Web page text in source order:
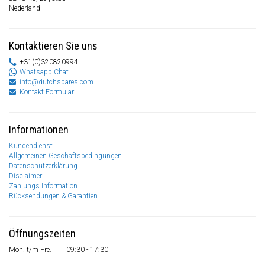
Nederland
Kontaktieren Sie uns
+31(0)320820994
Whatsapp Chat
info@dutchspares.com
Kontakt Formular
Informationen
Kundendienst
Allgemeinen Geschäftsbedingungen
Datenschutzerklärung
Disclaimer
Zahlungs Information
Rücksendungen & Garantien
Öffnungszeiten
Mon. t/m Fre.
09:30 - 17:30